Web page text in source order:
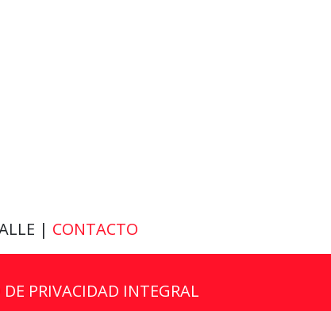
| CONTACTO
PRIVACIDAD INTEGRAL